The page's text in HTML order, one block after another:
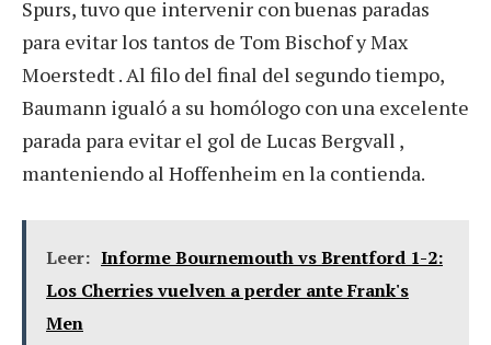
Spurs, tuvo que intervenir con buenas paradas
para evitar los tantos de Tom Bischof y Max
Moerstedt . Al filo del final del segundo tiempo,
Baumann igualó a su homólogo con una excelente
parada para evitar el gol de Lucas Bergvall ,
manteniendo al Hoffenheim en la contienda.
Leer: Informe Bournemouth vs Brentford 1-2:
Los Cherries vuelven a perder ante Frank's
Men